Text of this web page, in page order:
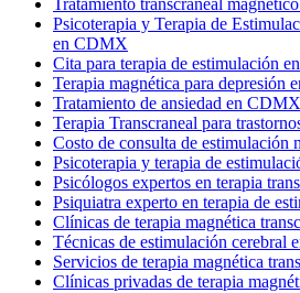
Psicoterapia y Terapia de
en CDMX
Cita para terapia de estimulación
Terapia magnética para depresión
Tratamiento de ansiedad en CDMX
Terapia Transcraneal para
Costo de consulta de estimulación
Psicoterapia y terapia de
Psicólogos expertos en terapia
Psiquiatra experto en terapia de
Clínicas de terapia magnética
Técnicas de estimulación cerebral
Servicios de terapia magnética
Clínicas privadas de terapia